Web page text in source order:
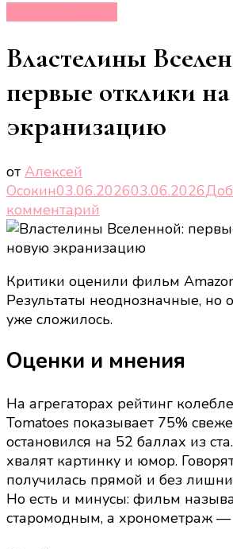
Властелины
первые отклики
экранизацию
от Алексей
Осокин03.06.202603.06.2026
комментарий
записи
Властелины
первые
отклики
на
экранизацию
Критики оценили фильм
Результаты неоднозначные, но
уже сложилось.
Оценки и мнения
На агрегаторах рейтинг
Tomatoes показывает 75%
остановился на 52 баллах из
хвалят картинку и юмор.
получилась прямой и без
Но есть и минусы: фильм
старомодным, а хронометраж —